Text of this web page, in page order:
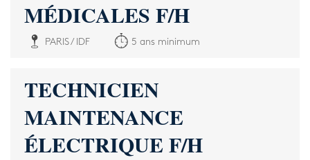
MÉDICALES F/H
PARIS / IDF 5 ans minimum
TECHNICIEN
MAINTENANCE
ÉLECTRIQUE F/H